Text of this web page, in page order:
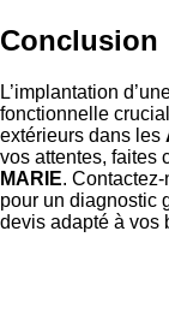
Conclusion
L’implantation
fonctionnelle
extérieurs dans les
vos attentes, faites
MARIE.
pour un diagnostic
devis adapté à vos